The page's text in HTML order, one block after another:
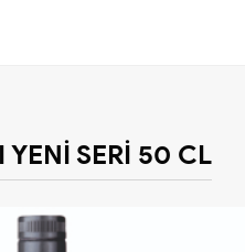
YENİ SERİ 50 CL